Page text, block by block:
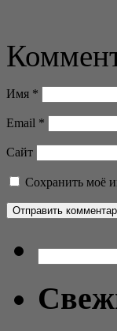
Имя *
Email *
Сайт
Сохранить моё